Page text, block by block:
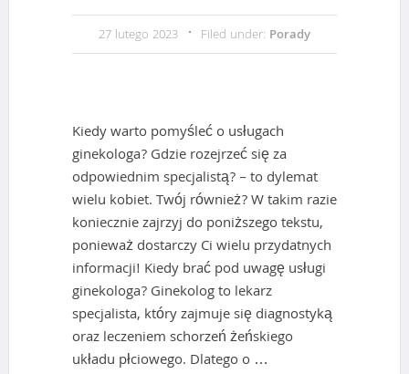
27 lutego 2023 Filed under: Porady
Kiedy warto pomyśleć o usługach
ginekologa? Gdzie rozejrzeć się za
odpowiednim specjalistą? – to dylemat
wielu kobiet. Twój również? W takim razie
koniecznie zajrzyj do poniższego tekstu,
ponieważ dostarczy Ci wielu przydatnych
informacji! Kiedy brać pod uwagę usługi
ginekologa? Ginekolog to lekarz
specjalista, który zajmuje się diagnostyką
oraz leczeniem schorzeń żeńskiego
układu płciowego. Dlatego o …